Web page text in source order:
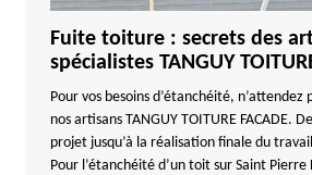
Fuite toiture : secrets des
spécialistes TANGUY
Pour vos besoins d’étanchéité,
nos artisans TANGUY TOITURE FACADE.
projet jusqu’à la réalisation finale du
Pour l’étanchéité d’un toit sur Saint Pierre